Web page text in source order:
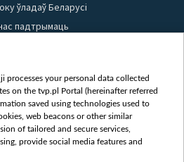
ўладаў Беларусі
падтрымаць
матэрыялаў
Бяспека
Youtube
news
Shorts
processes your personal data collected
on the tvp.pl Portal (hereinafter referred
saved using technologies used to
web beacons or other similar
of tailored and secure services,
provide social media features and